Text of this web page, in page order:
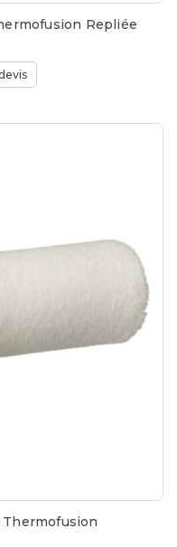
Repliée
Thermofusion